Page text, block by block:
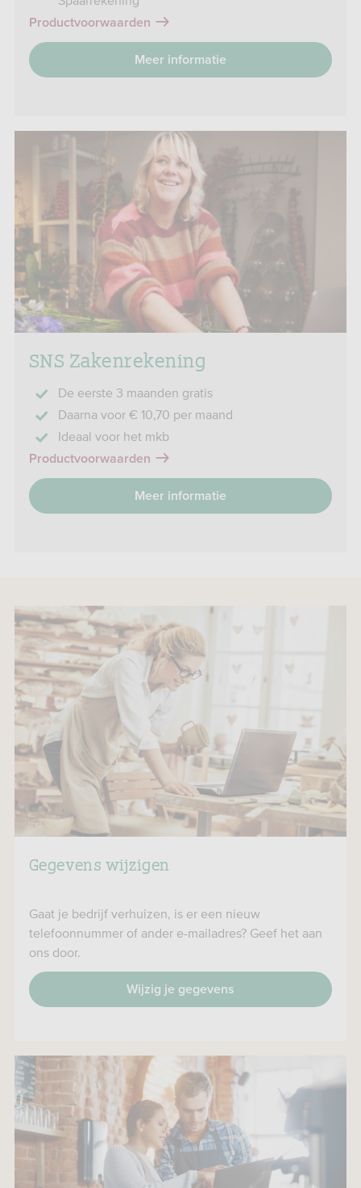
Productvoorwaarden
Meer informatie
SNS Zakenrekening
De eerste 3 maanden gratis
Daarna voor € 10,70 per maand
Ideaal voor het mkb
Productvoorwaarden
Meer informatie
Gegevens wijzigen
Gaat je bedrijf verhuizen, is er een nieuw
telefoonnummer of ander e-mailadres? Geef het aan
ons door.
Wijzig je gegevens